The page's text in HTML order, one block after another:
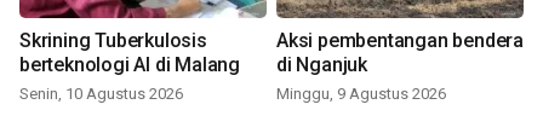
Skrining Tuberkulosis
berteknologi AI di Malang
Senin, 10 Agustus 2026
Aksi pembentangan bendera
di Nganjuk
Minggu, 9 Agustus 2026